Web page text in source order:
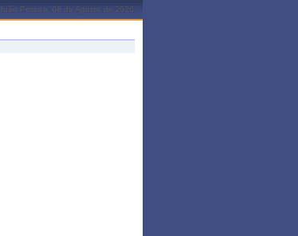
João Pessoa, 08 de Agosto de 2026